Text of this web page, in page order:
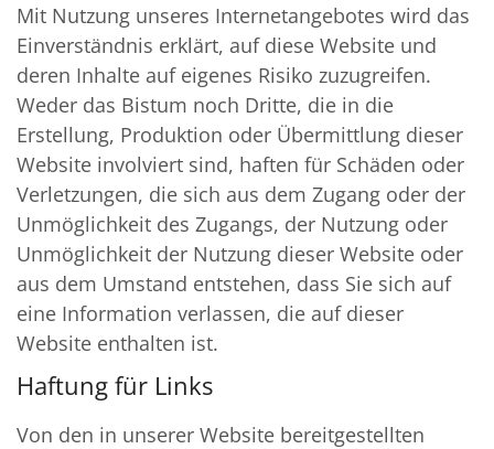
Mit Nutzung unseres Internetangebotes wird das
Einverständnis erklärt, auf diese Website und
deren Inhalte auf eigenes Risiko zuzugreifen.
Weder das Bistum noch Dritte, die in die
Erstellung, Produktion oder Übermittlung dieser
Website involviert sind, haften für Schäden oder
Verletzungen, die sich aus dem Zugang oder der
Unmöglichkeit des Zugangs, der Nutzung oder
Unmöglichkeit der Nutzung dieser Website oder
aus dem Umstand entstehen, dass Sie sich auf
eine Information verlassen, die auf dieser
Website enthalten ist.
Haftung für Links
Von den in unserer Website bereitgestellten